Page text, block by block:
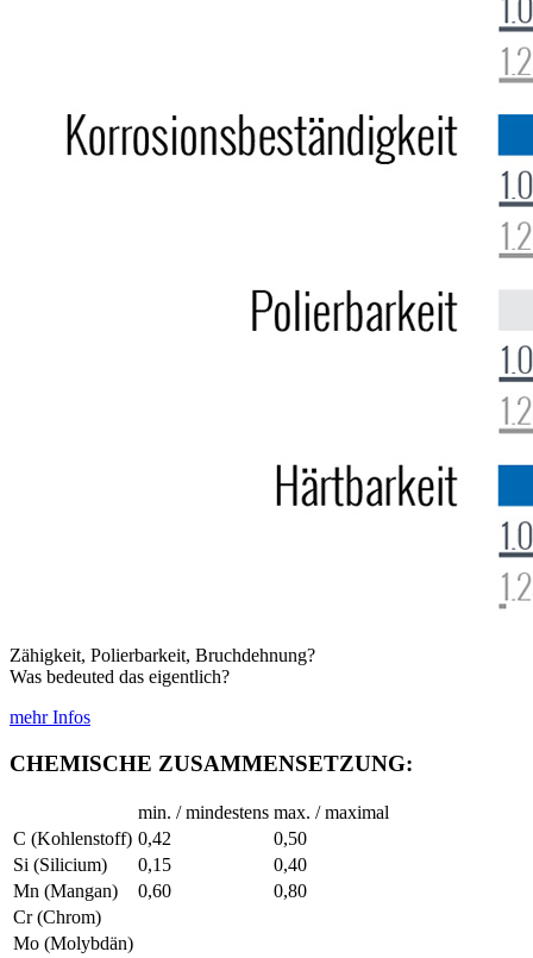
Zähigkeit, Polierbarkeit, Bruchdehnung?
Was bedeuted das eigentlich?
mehr Infos
CHEMISCHE ZUSAMMENSETZUNG:
min. / mindestens max. / maximal
C (Kohlenstoff) 0,42
0,50
Si (Silicium)
0,15
0,40
Mn (Mangan)
0,60
0,80
Cr (Chrom)
Mo (Molybdän)